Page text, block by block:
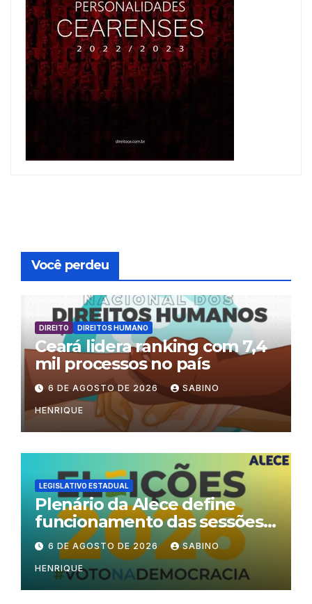
Você perdeu
DIREITO DIREITOS HUMANO
Ceará lidera ranking com 7,4
mil processos no país
6 DE AGOSTO DE 2026 SABINO
HENRIQUE
LEGISLATIVO ESTADUAL
Plenário da Alece define
funcionamento das sessões
durante o período eleitoral
6 DE AGOSTO DE 2026 SABINO
HENRIQUE